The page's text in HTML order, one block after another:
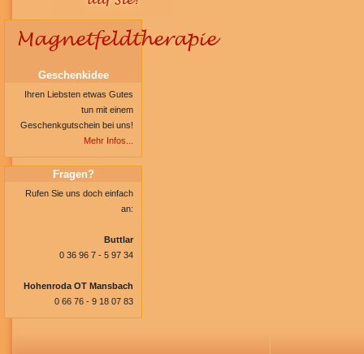
Magnetfeldtherapie
Geschenkidee
Ihren Liebsten etwas Gutes
tun mit einem
Geschenkgutschein bei uns!
Mehr Infos...
Fragen?
Rufen Sie uns doch einfach
an:
Buttlar
0 36 96 7 - 5 97 34
Hohenroda OT Mansbach
0 66 76 - 9 18 07 83